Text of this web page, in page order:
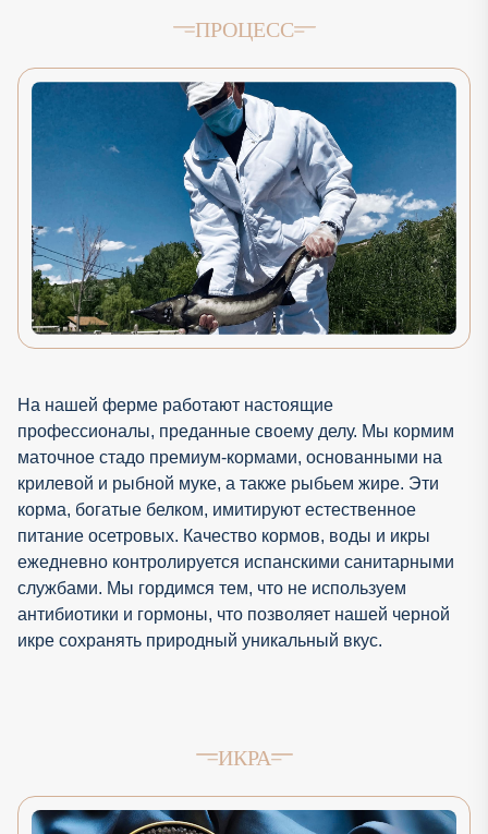
ПРОЦЕСС
На нашей ферме работают настоящие
профессионалы, преданные своему делу. Мы кормим
маточное стадо премиум-кормами, основанными на
крилевой и рыбной муке, а также рыбьем жире. Эти
корма, богатые белком, имитируют естественное
питание осетровых. Качество кормов, воды и икры
ежедневно контролируется испанскими санитарными
службами. Мы гордимся тем, что не используем
антибиотики и гормоны, что позволяет нашей черной
икре сохранять природный уникальный вкус.
ИКРА